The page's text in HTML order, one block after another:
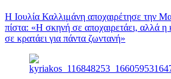
Η Ιουλία Καλλιμάνη αποχαιρέτησε την
πίστα: «H σκηνή σε αποχαιρετάει, αλλά
σε κρατάει για πάντα ζωντανή»